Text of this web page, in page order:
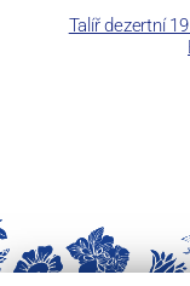
Talíř dezertní